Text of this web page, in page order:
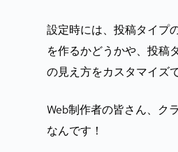
設定時には、投稿タイプ
を作るかどうかや、投稿
の見え方をカスタマイズ
Web制作者の皆さん、ク
なんです！